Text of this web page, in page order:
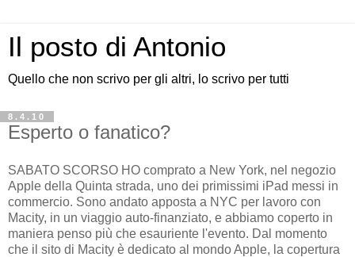
Il posto di Antonio
Quello che non scrivo per gli altri, lo scrivo per tutti
8.4.10
Esperto o fanatico?
SABATO SCORSO HO comprato a New York, nel negozio
Apple della Quinta strada, uno dei primissimi iPad messi in
commercio. Sono andato apposta a NYC per lavoro con
Macity, in un viaggio auto-finanziato, e abbiamo coperto in
maniera penso più che esauriente l'evento. Dal momento
che il sito di Macity è dedicato al mondo Apple, la copertura